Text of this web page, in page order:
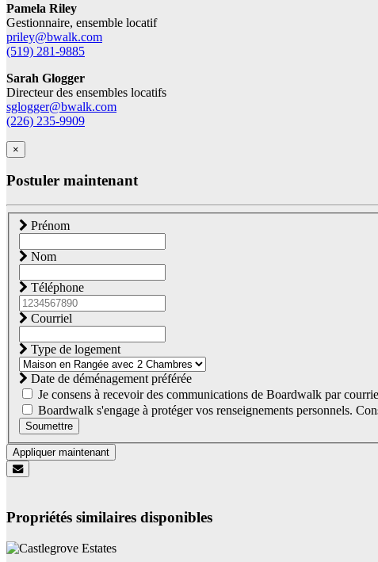
Pamela Riley
Gestionnaire, ensemble locatif
priley@bwalk.com
(519) 281-9885
Sarah Glogger
Directeur des ensembles locatifs
sglogger@bwalk.com
(226) 235-9909
×
Postuler maintenant
Prénom
Nom
Téléphone
Courriel
Type de logement
Date de déménagement préférée
Je consens à recevoir des communications de Boardwalk par
Boardwalk s'engage à protéger vos renseignements personnels.
Soumettre
Appliquer maintenant
Propriétés similaires disponibles